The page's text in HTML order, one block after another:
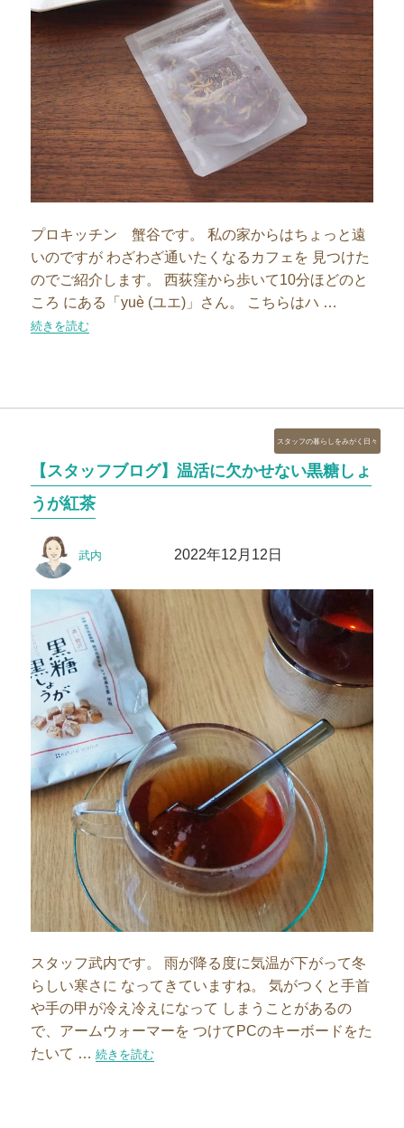
プロキッチン 蟹谷です。 私の家からはちょっと遠
いのですが わざわざ通いたくなるカフェを 見つけた
のでご紹介します。 西荻窪から歩いて10分ほどのと
ころ にある「yuè (ユエ)」さん。 こちらはハ …
“【スタッフブログ】お気に入りカフェのご紹介～西荻窪編”の
続きを読む
【スタッフブログ】温活に欠かせない黒糖しょ
うが紅茶
稿
武内 2022年12月12日
カ
テ
ゴ
スタッフの暮らしをみがく日々
スタッフ武内です。 雨が降る度に気温が下がって冬
らしい寒さに なってきていますね。 気がつくと手首
や手の甲が冷え冷えになって しまうことがあるの
で、アームウォーマーを つけてPCのキーボードをた
たいて …“【スタッフブログ】温活に欠かせない黒糖しょうが紅茶”
続きを読む